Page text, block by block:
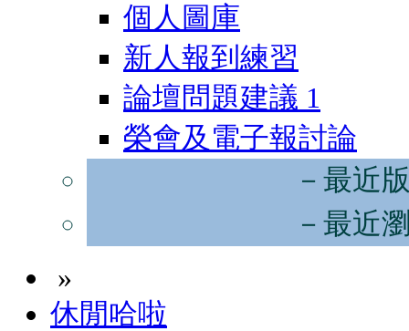
個人圖庫
新人報到練習
論壇問題建議 1
榮會及電子報討論
－最近
－最近
»
休閒哈啦